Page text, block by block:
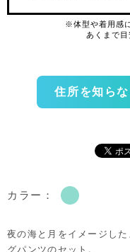
住所を知ら
カラー：
夜の海と月をイメージし
グパンツのセット。